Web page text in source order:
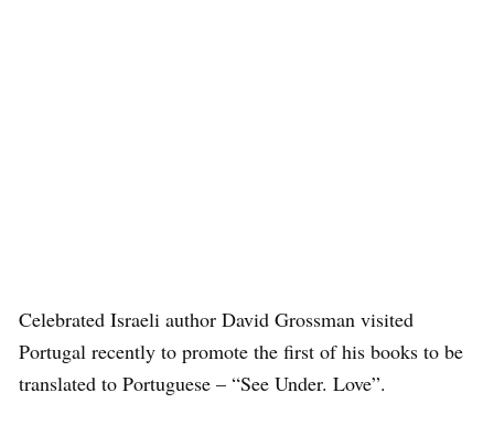
Celebrated Israeli author David Grossman visited
Portugal recently to promote the first of his books to be
translated to Portuguese – “See Under. Love”.